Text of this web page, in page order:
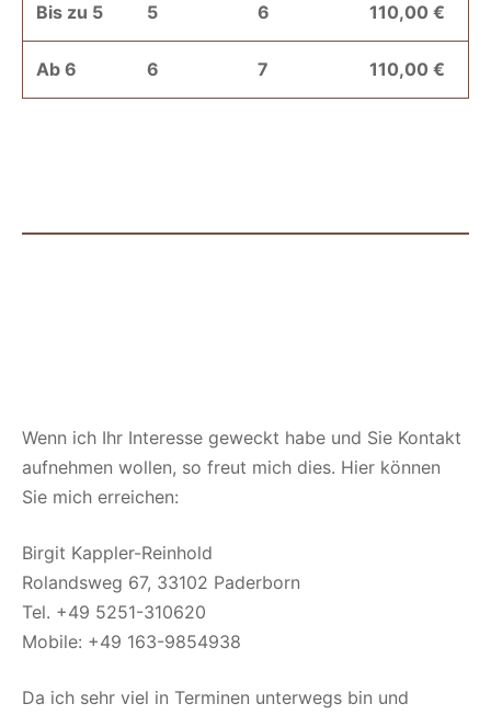
Bis zu 5 5 6 110,00 €
Ab 6 6 7 110,00 €
Wenn ich Ihr Interesse geweckt habe und Sie Kontakt
aufnehmen wollen, so freut mich dies. Hier können
Sie mich erreichen:
Birgit Kappler-Reinhold
Rolandsweg 67, 33102 Paderborn
Tel. +49 5251-310620
Mobile: +49 163-9854938
Da ich sehr viel in Terminen unterwegs bin und